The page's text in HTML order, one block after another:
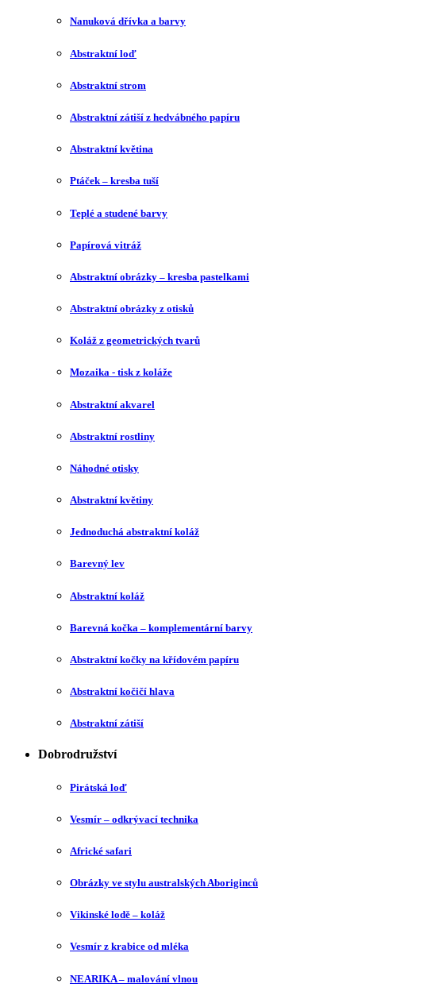
Nanuková dřívka a barvy
Abstraktní loď
Abstraktní strom
Abstraktní zátiší z hedvábného papíru
Abstraktní květina
Ptáček – kresba tuší
Teplé a studené barvy
Papírová vitráž
Abstraktní obrázky – kresba pastelkami
Abstraktní obrázky z otisků
Koláž z geometrických tvarů
Mozaika - tisk z koláže
Abstraktní akvarel
Abstraktní rostliny
Náhodné otisky
Abstraktní květiny
Jednoduchá abstraktní koláž
Barevný lev
Abstraktní koláž
Barevná kočka – komplementární barvy
Abstraktní kočky na křídovém papíru
Abstraktní kočičí hlava
Abstraktní zátiší
Dobrodružství
Pirátská loď
Vesmír – odkrývací technika
Africké safari
Obrázky ve stylu australských Aboriginců
Vikinské lodě – koláž
Vesmír z krabice od mléka
NEARIKA – malování vlnou